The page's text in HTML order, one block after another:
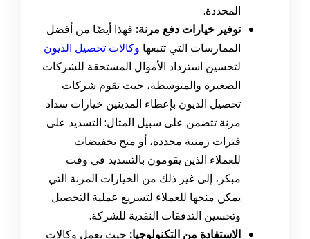
المحددة.
توفير خيارات دفع مرنة: فهذا أيضًا من أفضل
الممارسات التي تتبعها وكالات تحصيل الديون
لتحسين استرداد الأموال المستحقة للشركات
الصغيرة والمتوسطة، حيث تقوم شركات
تحصيل الديون بإعطاء المدينين خيارات سداد
مرنة تتضمن على سبيل المثال: التسديد على
فترات زمنية محددة، أو منح تخفيضات
للعملاء الذين يقومون بالتسديد في وقت
مبكر، إلى غير ذلك من الخيارات المرنة التي
يمكن منحها للعملاء لتسريع عملية التحصيل
وتحسين التدفقات النقدية للشركة.
الاستفادة من التكنولوجيا: حيث تعمل وكالات